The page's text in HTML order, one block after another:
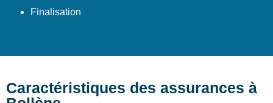
Finalisation
Caractéristiques des assurances à